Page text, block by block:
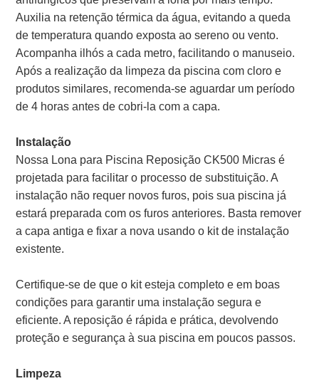
Auxilia na retenção térmica da água, evitando a queda
de temperatura quando exposta ao sereno ou vento.
Acompanha ilhós a cada metro, facilitando o manuseio.
Após a realização da limpeza da piscina com cloro e
produtos similares, recomenda-se aguardar um período
de 4 horas antes de cobri-la com a capa.
Instalação
Nossa Lona para Piscina Reposição CK500 Micras é
projetada para facilitar o processo de substituição. A
instalação não requer novos furos, pois sua piscina já
estará preparada com os furos anteriores. Basta remover
a capa antiga e fixar a nova usando o kit de instalação
existente.
Certifique-se de que o kit esteja completo e em boas
condições para garantir uma instalação segura e
eficiente. A reposição é rápida e prática, devolvendo
proteção e segurança à sua piscina em poucos passos.
Limpeza